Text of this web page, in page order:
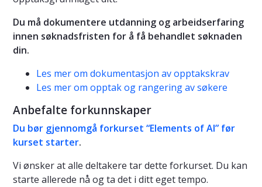
Du må dokumentere utdanning og arbeidserfaring
innen søknadsfristen for å få behandlet søknaden
din.
Les mer om dokumentasjon av opptakskrav
Les mer om opptak og rangering av søkere
Anbefalte forkunnskaper
Du bør gjennomgå forkurset “Elements of AI” før
kurset starter.
Vi ønsker at alle deltakere tar dette forkurset. Du kan
starte allerede nå og ta det i ditt eget tempo.